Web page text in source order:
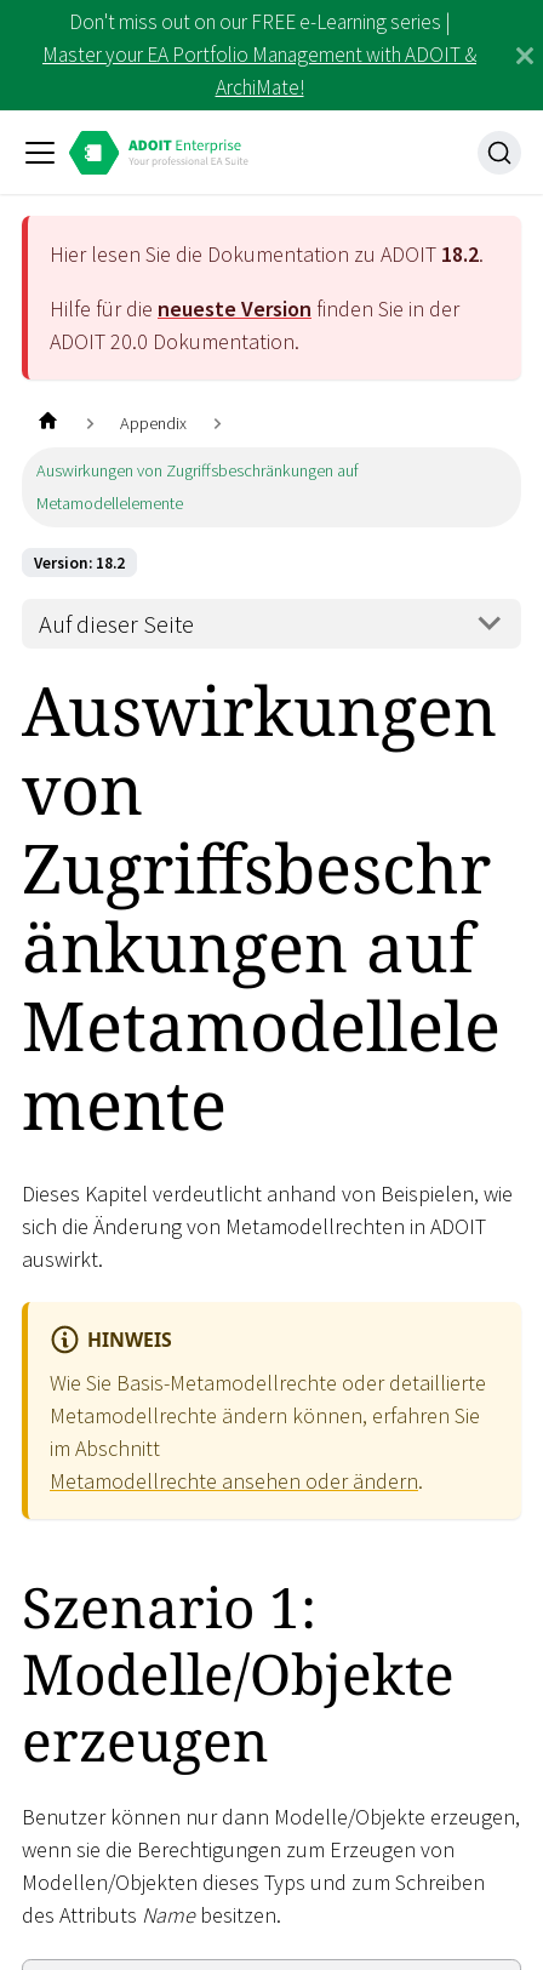
Don't miss out on our FREE e-Learning series |
Master your EA Portfolio Management with ADOIT &
ArchiMate!
Hier lesen Sie die Dokumentation zu ADOIT 18.2.
Hilfe für die neueste Version finden Sie in der
ADOIT20.0 Dokumentation.
Appendix
Auswirkungen von Zugriffsbeschränkungen auf
Metamodellelemente
Version: 18.2
Auf dieser Seite
Auswirkungen
von
Zugriffsbeschr
änkungen auf
Metamodellele
mente
Dieses Kapitel verdeutlicht anhand von Beispielen, wie
sich die Änderung von Metamodellrechten in ADOIT
auswirkt.
HINWEIS
Wie Sie Basis-Metamodellrechte oder detaillierte
Metamodellrechte ändern können, erfahren Sie
im Abschnitt
Metamodellrechte ansehen oder ändern.
Szenario 1:
Modelle/Objekte
erzeugen
Benutzer können nur dann Modelle/Objekte erzeugen,
wenn sie die Berechtigungen zum Erzeugen von
Modellen/Objekten dieses Typs und zum Schreiben
des Attributs Namebesitzen.